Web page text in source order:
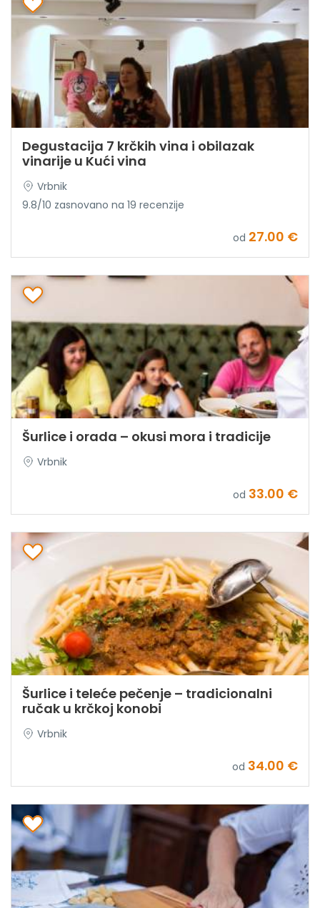
Degustacija 7 krčkih vina i obilazak
vinarije u Kući vina
Vrbnik
9.8/10 zasnovano na 19 recenzije
od 27.00 €
Šurlice i orada – okusi mora i tradicije
Vrbnik
od 33.00 €
Šurlice i teleće pečenje – tradicionalni
ručak u krčkoj konobi
Vrbnik
od 34.00 €